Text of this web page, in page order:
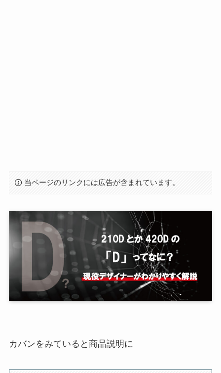
当ページのリンクには広告が含まれています。
カバンをみていると商品説明に